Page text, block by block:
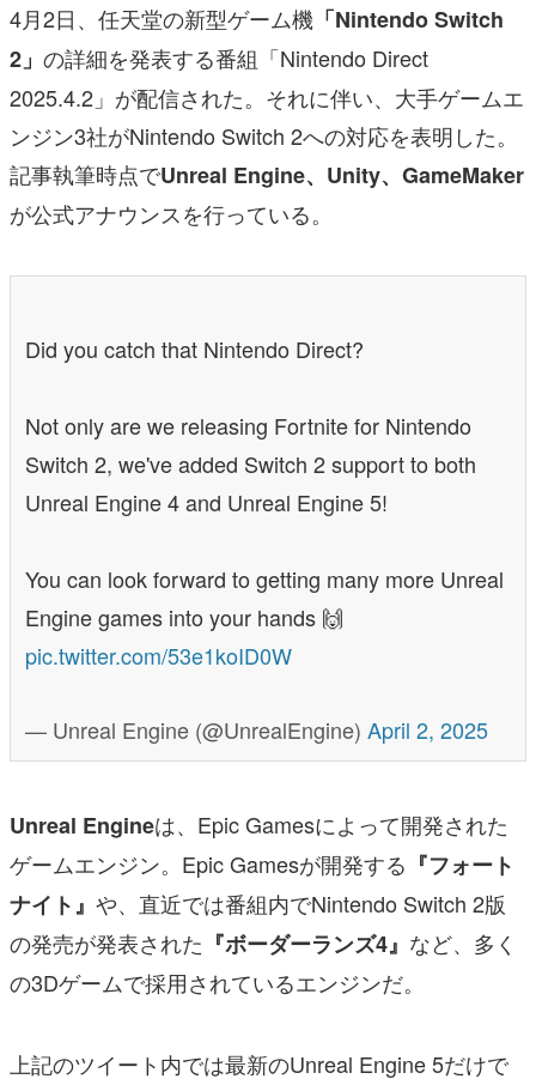
その他
電ファミニコゲーマーとは？
運営：株式会社マレ
4月2日、任天堂の新型ゲーム機 「Nintendo Switch
2」 の詳細を発表する番組「Nintendo Direct
2025.4.2」が配信された。それに伴い、大手ゲームエ
ンジン3社がNintendo Switch 2への対応を表明した。
記事執筆時点でUnreal Engine、Unity、GameMaker
が公式アナウンスを行っている。
Did you catch that Nintendo Direct?
Not only are we releasing Fortnite for Nintendo
Switch 2, we've added Switch 2 support to both
Unreal Engine 4 and Unreal Engine 5!
You can look forward to getting many more Unreal
Engine games into your hands 🙌
pic.twitter.com/53e1koID0W
— Unreal Engine (@UnrealEngine) April 2, 2025
Unreal Engineは、Epic Gamesによって開発された
ゲームエンジン。Epic Gamesが開発する 『フォート
ナイト』 や、直近では番組内でNintendo Switch 2版
の発売が発表された 『ボーダーランズ4』 など、多く
の3Dゲームで採用されているエンジンだ。
上記のツイート内では最新のUnreal Engine 5だけで